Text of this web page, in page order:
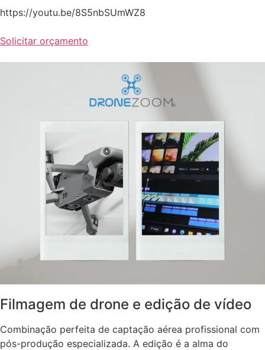
https://youtu.be/8S5nbSUmWZ8
Solicitar orçamento
Filmagem de drone e edição de vídeo
Combinação perfeita de captação aérea profissional com
pós-produção especializada. A edição é a alma do